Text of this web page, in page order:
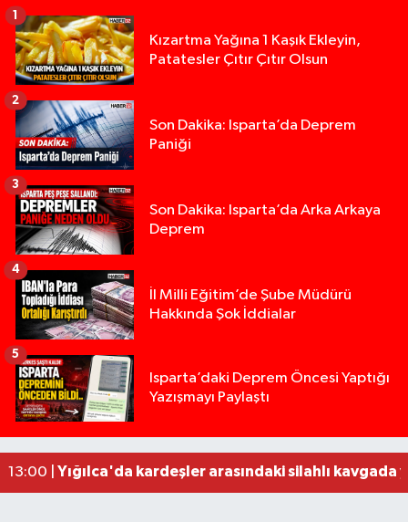
Kızartma Yağına 1 Kaşık Ekleyin,
Patatesler Çıtır Çıtır Olsun
1
Son Dakika: Isparta’da Deprem
Paniği
2
Son Dakika: Isparta’da Arka Arkaya
Deprem
3
İl Milli Eğitim’de Şube Müdürü
Hakkında Şok İddialar
4
Isparta’daki Deprem Öncesi Yaptığı
Yazışmayı Paylaştı
5
12:48 |Tur teknesi çalışanlarının birbirine girdiği kavga
02:26 |MOTOSİKLETLE ÇARPIŞAN OTOMOBİL GÜL
20:12 |Alzheimer Hastası Adamdan Saatlerdir Haber
13:00 | Yığılca'da kardeşler arasındaki silahlı kavgada